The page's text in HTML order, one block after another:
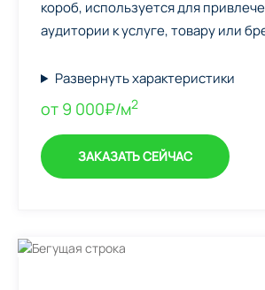
короб, используется для
аудитории к услуге, товару или
Развернуть характеристики
от 9 000₽/м2
ЗАКАЗАТЬ СЕЙЧАС